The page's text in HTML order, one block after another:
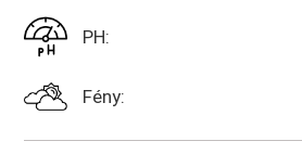
PH:
Fény: